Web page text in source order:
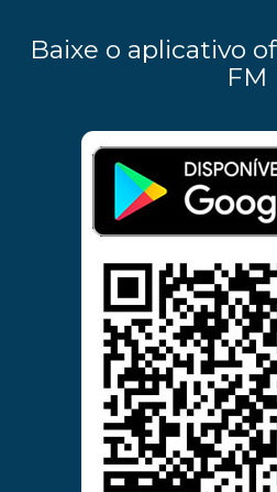
Baixe o aplicativo
FM